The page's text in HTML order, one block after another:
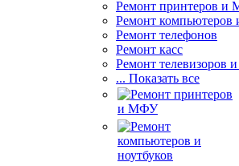
Ремонт принтеров
Ремонт компьютеров
Ремонт телефонов
Ремонт касс
Ремонт телевизоров
... Показать все